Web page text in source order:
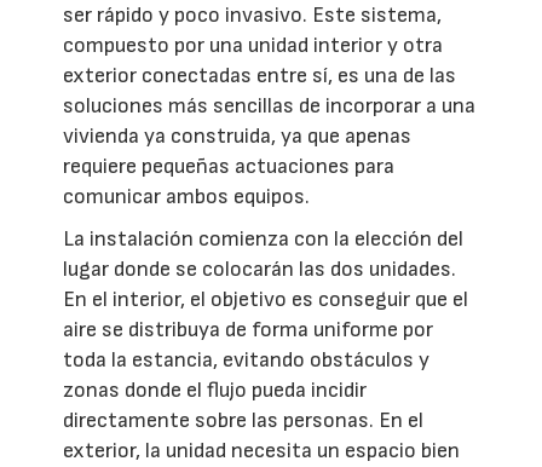
ser rápido y poco invasivo. Este sistema,
compuesto por una unidad interior y otra
exterior conectadas entre sí, es una de las
soluciones más sencillas de incorporar a una
vivienda ya construida, ya que apenas
requiere pequeñas actuaciones para
comunicar ambos equipos.
La instalación comienza con la elección del
lugar donde se colocarán las dos unidades.
En el interior, el objetivo es conseguir que el
aire se distribuya de forma uniforme por
toda la estancia, evitando obstáculos y
zonas donde el flujo pueda incidir
directamente sobre las personas. En el
exterior, la unidad necesita un espacio bien